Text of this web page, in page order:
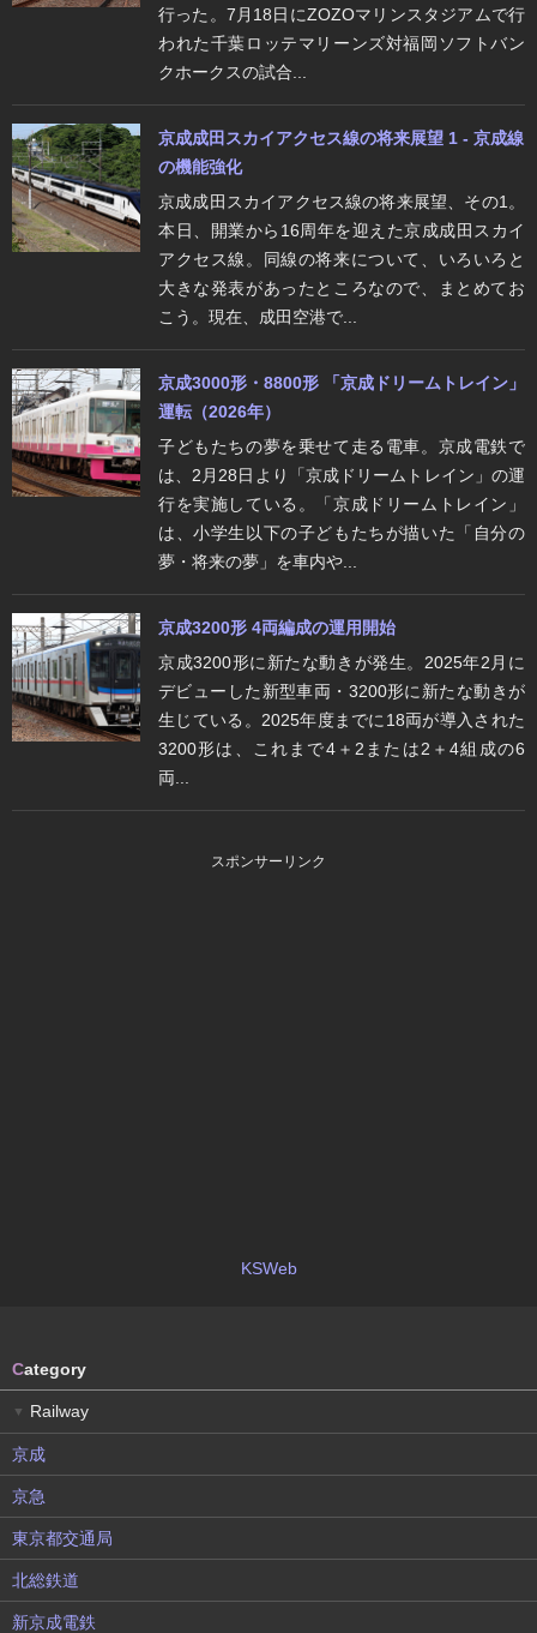
行った。7月18日にZOZOマリンスタジアムで行
われた千葉ロッテマリーンズ対福岡ソフトバン
クホークスの試合...
京成成田スカイアクセス線の将来展望 1 - 京成線
の機能強化
京成成田スカイアクセス線の将来展望、その1。
本日、開業から16周年を迎えた京成成田スカイ
アクセス線。同線の将来について、いろいろと
大きな発表があったところなので、まとめてお
こう。現在、成田空港で...
京成3000形・8800形 「京成ドリームトレイン」
運転（2026年）
子どもたちの夢を乗せて走る電車。京成電鉄で
は、2月28日より「京成ドリームトレイン」の運
行を実施している。「京成ドリームトレイン」
は、小学生以下の子どもたちが描いた「自分の
夢・将来の夢」を車内や...
京成3200形 4両編成の運用開始
京成3200形に新たな動きが発生。2025年2月に
デビューした新型車両・3200形に新たな動きが
生じている。2025年度までに18両が導入された
3200形は、これまで4＋2または2＋4組成の6
両...
スポンサーリンク
KSWeb
Category
▼ Railway
京成
京急
東京都交通局
北総鉄道
新京成電鉄